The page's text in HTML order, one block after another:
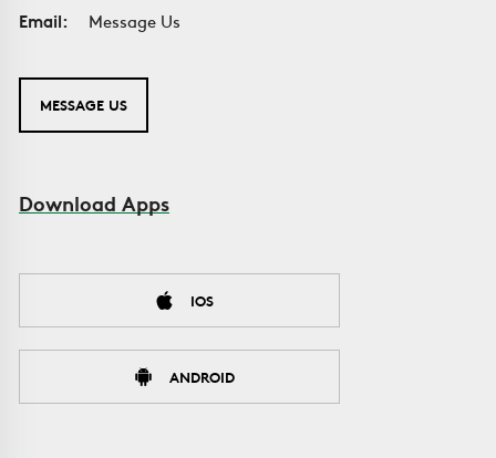
Email:
Message Us
MESSAGE US
Download Apps
IOS
ANDROID